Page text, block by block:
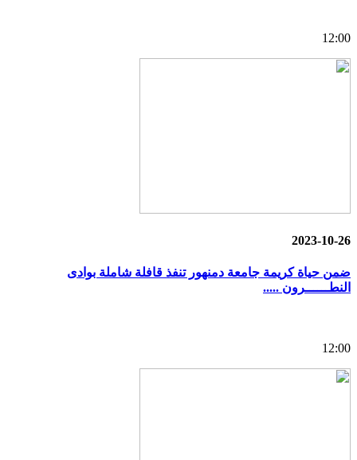
12:00
2023-10-26
ضمن حياة كريمة جامعة دمنهور تنفذ قافلة شاملة بوادى
النطــــــرون .....
12:00